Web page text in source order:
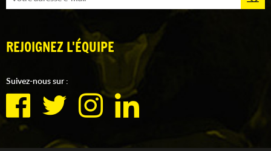
REJOIGNEZ L'ÉQUIPE
Suivez-nous sur :